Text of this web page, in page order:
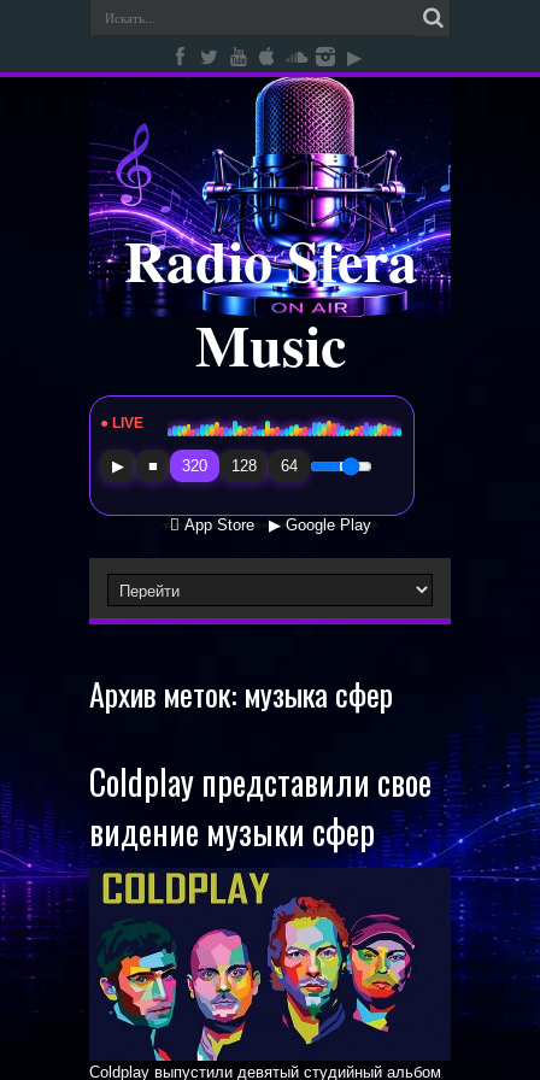
Radio Sfera
Music
● LIVE Radio Sfera Music
▶ ■ 320 128 64
 App Store ▶ Google Play
Архив меток: музыка сфер
Coldplay представили свое
видение музыки сфер
Coldplay выпустили девятый студийный альбом